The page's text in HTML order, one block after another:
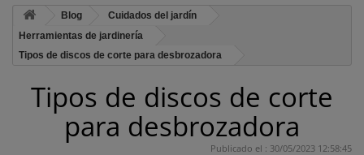
Blog
Cuidados del jardín
Herramientas de jardinería
Tipos de discos de corte para desbrozadora
Tipos de discos de corte
para desbrozadora
Publicado el : 30/05/2023 12:58:45